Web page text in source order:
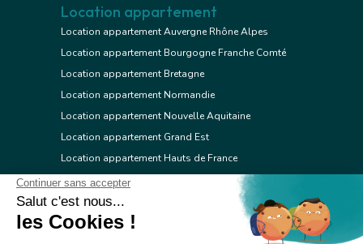
Location appartement
Location appartement Auvergne Rhône Alpes
Location appartement Bourgogne Franche Comté
Location appartement Bretagne
Location appartement Normandie
Location appartement Nouvelle Aquitaine
Location appartement Grand Est
Location appartement Hauts de France
Location appartement Ile de France
Location appartement Centre Val de Loire
Location appartement Occitanie